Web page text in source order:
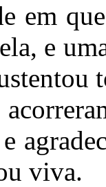
em
e
viva.